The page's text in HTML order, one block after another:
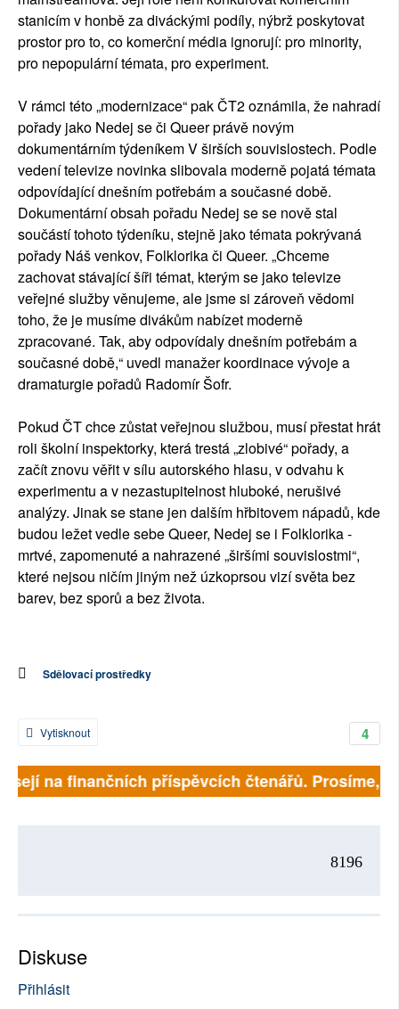
stanicím v honbě za diváckými podíly, nýbrž poskytovat
prostor pro to, co komerční média ignorují: pro minority,
pro nepopulární témata, pro experiment.
V rámci této „modernizace“ pak ČT2 oznámila, že nahradí
pořady jako Nedej se či Queer právě novým
dokumentárním týdeníkem V širších souvislostech. Podle
vedení televize novinka slibovala moderně pojatá témata
odpovídající dnešním potřebám a současné době.
Dokumentární obsah pořadu Nedej se se nově stal
součástí tohoto týdeníku, stejně jako témata pokrývaná
pořady Náš venkov, Folklorika či Queer. „Chceme
zachovat stávající šíři témat, kterým se jako televize
veřejné služby věnujeme, ale jsme si zároveň vědomi
toho, že je musíme divákům nabízet moderně
zpracované. Tak, aby odpovídaly dnešním potřebám a
současné době,“ uvedl manažer koordinace vývoje a
dramaturgie pořadů Radomír Šofr.
Pokud ČT chce zůstat veřejnou službou, musí přestat hrát
roli školní inspektorky, která trestá „zlobivé“ pořady, a
začít znovu věřit v sílu autorského hlasu, v odvahu k
experimentu a v nezastupitelnost hluboké, nerušivé
analýzy. Jinak se stane jen dalším hřbitovem nápadů, kde
budou ležet vedle sebe Queer, Nedej se i Folklorika -
mrtvé, zapomenuté a nahrazené „širšími souvislostmi“,
které nejsou ničím jiným než úzkoprsou vizí světa bez
barev, bez sporů a bez života.
Sdělovací prostředky
4
Vytisknout
na finančních příspěvcích čtenářů. Prosíme,
8196
Diskuse
Přihlásit